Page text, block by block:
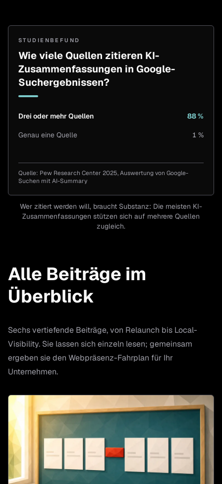
STUDIENBEFUND
Wie viele Quellen zitieren KI-
Zusammenfassungen in Google-
Suchergebnissen?
Drei oder mehr Quellen 88 %
Genau eine Quelle
1 %
Drei oder mehr Quellen
Genau eine Quelle
Quelle: Pew Research Center 2025, Auswertung von Google-
Suchen mit AI-Summary
Wer zitiert werden will, braucht Substanz: Die meisten KI-
Zusammenfassungen stützen sich auf mehrere Quellen
zugleich.
Alle Beiträge im
Überblick
Sechs vertiefende Beiträge, von Relaunch bis Local-
Visibility. Sie lassen sich einzeln lesen; gemeinsam
ergeben sie den Webpräsenz-Fahrplan für Ihr
Unternehmen.